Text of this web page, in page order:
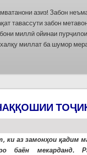
бахшҳои семинар вазъи
Осиёи Марказӣ, аз
Фарғона-
ва Ўзбекистон
ки аз замонҳои қадим
баён мекарданд.